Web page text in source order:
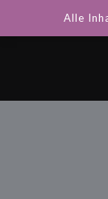
Alle